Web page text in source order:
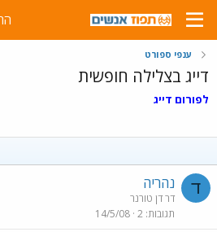
ענפי ספורט
דייג בצלילה חופשית
לפורום דייג
ד נהריה
דר דן טורנר
תגובות 2
14/5/08